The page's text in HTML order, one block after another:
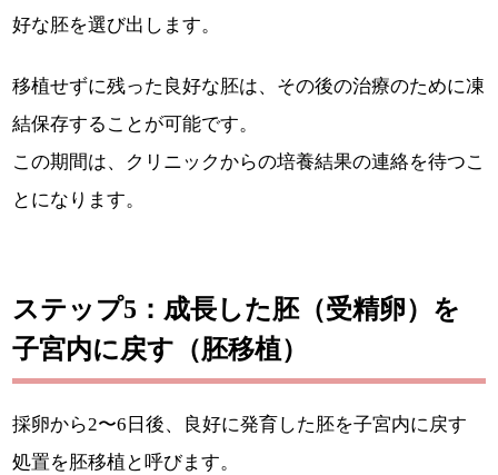
好な胚を選び出します。
移植せずに残った良好な胚は、その後の治療のために凍
結保存することが可能です。
この期間は、クリニックからの培養結果の連絡を待つこ
とになります。
ステップ5：成長した胚（受精卵）を
子宮内に戻す（胚移植）
採卵から2〜6日後、良好に発育した胚を子宮内に戻す
処置を胚移植と呼びます。